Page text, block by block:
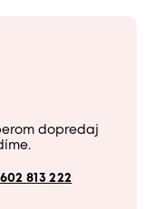
dopredaj
813 222